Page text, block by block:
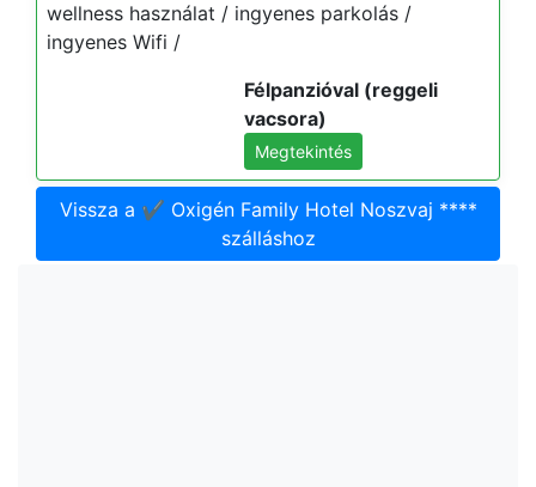
wellness használat / ingyenes parkolás /
ingyenes Wifi /
Félpanzióval (reggeli
vacsora)
Megtekintés
Vissza a ✔️ Oxigén Family Hotel Noszvaj ****
szálláshoz